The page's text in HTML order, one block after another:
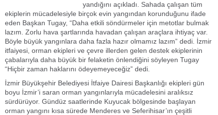
yandığını açıkladı. Sahada çalışan tüm
ekiplerin mücadelesiyle birçok evin yangından korunduğunu ifade
eden Başkan Tugay, “Daha etkili söndürmeler için metotlar bulmak
lazım. Zorlu hava şartlarında havadan çalışan araçlara ihtiyaç var.
Böyle büyük yangınlara daha fazla hazır olmamız lazım” dedi. İzmir
itfaiyesi, orman ekipleri ve çevre illerden gelen destek ekiplerinin
çabalarıyla daha büyük bir felaketin önlendiğini söyleyen Tugay
“Hiçbir zaman haklarını ödeyemeyeceğiz” dedi.
İzmir Büyükşehir Belediyesi İtfaiye Dairesi Başkanlığı ekipleri gün
boyu İzmir’i saran orman yangınlarıyla mücadelesini aralıksız
sürdürüyor. Gündüz saatlerinde Kuyucak bölgesinde başlayan
orman yangını kısa sürede Menderes ve Seferihisar’ın çeşitli